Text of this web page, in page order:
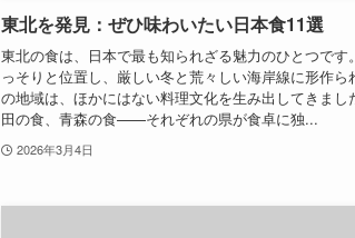
東北を発見：ぜひ味わいたい日本食11選
東北の食は、日本で最も知られざる魅力のひとつです
っそりと位置し、厳しい冬と荒々しい海岸線に形作ら
の地域は、ほかにはない料理文化を生み出してきまし
田の食、青森の食——それぞれの県が食卓に独...
2026年3月4日